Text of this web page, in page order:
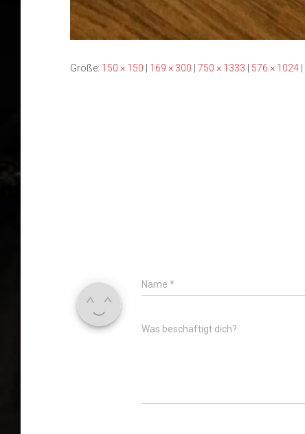
Größe: 150 × 150 169 × 300 750 × 1333 576 × 1024
Name *
Was beschäftigt dich?